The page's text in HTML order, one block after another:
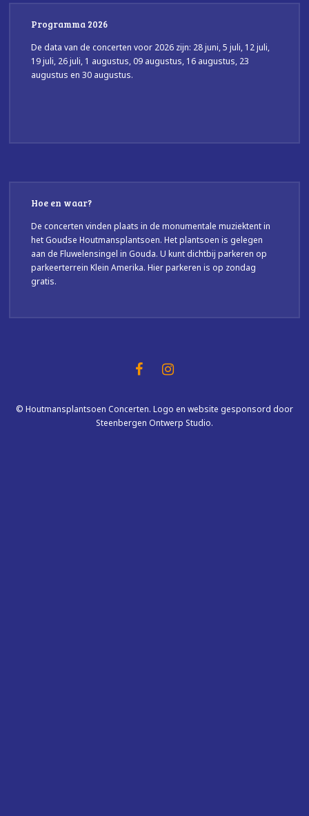
Programma 2026
De data van de concerten voor 2026 zijn: 28 juni, 5 juli, 12 juli,
19 juli, 26 juli, 1 augustus, 09 augustus, 16 augustus, 23
augustus en 30 augustus.
Hoe en waar?
De concerten vinden plaats in de monumentale muziektent in
het Goudse Houtmansplantsoen. Het plantsoen is gelegen
aan de Fluwelensingel in Gouda. U kunt dichtbij parkeren op
parkeerterrein Klein Amerika. Hier parkeren is op zondag
gratis.
© Houtmansplantsoen Concerten. Logo en website gesponsord door
Steenbergen Ontwerp Studio.